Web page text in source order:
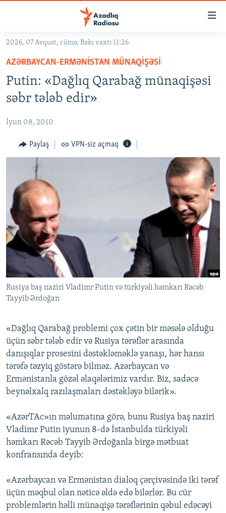
Əsas
qayıt
Əsas
naviqasiyaya
qayıt
Axtarışa
keç
KORRUPSIOMETR
FƏRQƏ BAX
QANUNI DOĞRU
ARAŞDIRMA
MULTIMEDIA
VIDEO
FOTOQALEREYA
İNFOQRAFIKA
KARIKATURA
RADIO ARXIV
OXU ZALI
AZƏRBAYCAN ƏDƏBIYYATI KITABXANASI
İSLAM VƏ DEMOKRATIYA
İZ - MƏDƏNIYYƏT PROQRAMI
HAQQIMIZDA
MISSIYAMIZ
PEŞƏ ETIKASI VƏ JURNALISTIKA STANDARTLARIMIZ
MATERIALLARIMIZDAN ISTIFADƏ
AZADLIQRADIOSU MOBIL TELEFONUNUZDA
XƏBƏR BÜLLETENLƏRIMIZ
BIZI IZLƏ
RFE/RL-in bütün saytları
2026, 07 Avqust, cümə, Bakı vaxtı 11:26
AZƏRBAYCAN-ERMƏNISTAN MÜNAQIŞƏSI
Putin: «Dağlıq Qarabağ münaqişəsi
səbr tələb edir»
İyun 08, 2010
Paylaş VPN-siz açmaq
Rusiya baş naziri Vladimr Putin və türkiyəli həmkarı Rəcəb
Tayyib Ərdoğan
«Dağlıq Qarabağ problemi çox çətin bir məsələ olduğu
üçün səbr tələb edir və Rusiya tərəflər arasında
danışıqlar prosesini dəstəkləməklə yanaşı, hər hansı
tərəfə təzyiq göstərə bilməz. Azərbaycan və
Ermənistanla gözəl əlaqələrimiz vardır. Biz, sadəcə
beynəlxalq razılaşmaları dəstəkləyə bilərik».
«AzərTAc»ın məlumatına görə, bunu Rusiya baş naziri
Vladimr Putin iyunun 8-də İstanbulda türkiyəli
həmkarı Rəcəb Tayyib Ərdoğanla birgə mətbuat
konfransında deyib:
«Azərbaycan və Ermənistan dialoq çərçivəsində iki tərəf
üçün məqbul olan nəticə əldə edə bilərlər. Bu cür
problemlərin həlli münaqişə tərəflərinin qəbul edəcəyi